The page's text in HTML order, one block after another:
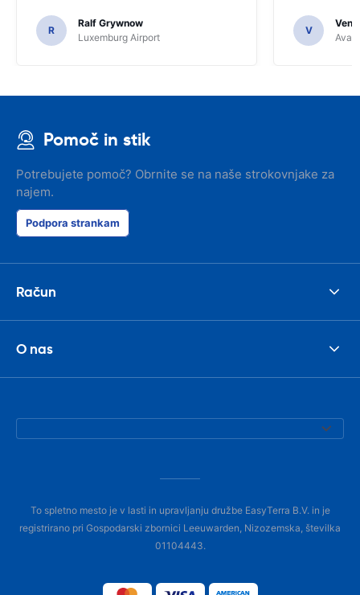
R
Ralf Grywnow
Luxemburg Airport
V
Pomoč in stik
Potrebujete pomoč? Obrnite se na naše strokovnjake za
najem.
Podpora strankam
Račun
O nas
To spletno mesto je v lasti in upravljanju družbe EasyTerra B.V. in je
registrirano pri Gospodarski zbornici Leeuwarden, Nizozemska, številka
01104443.